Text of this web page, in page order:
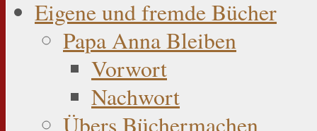
Eigene und fremde Bücher
Papa Anna Bleiben
Vorwort
Nachwort
Übers Büchermachen